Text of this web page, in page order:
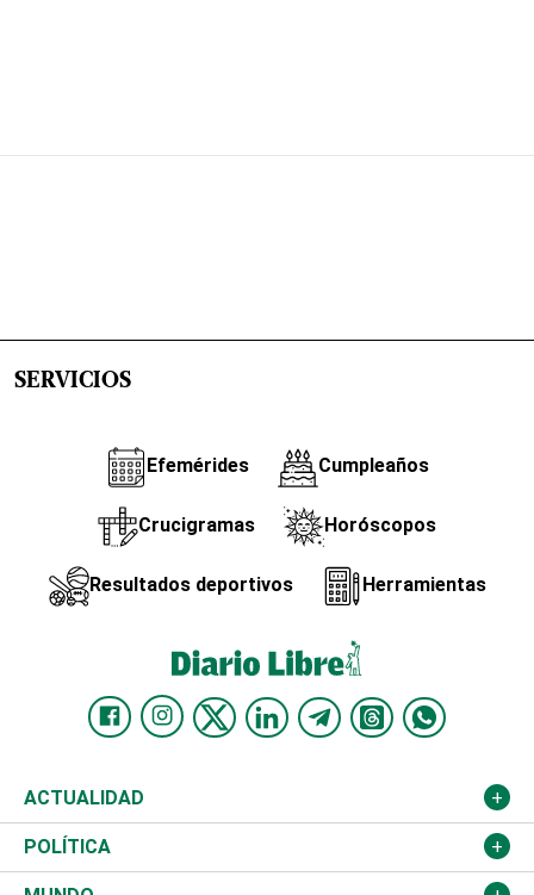
SERVICIOS
Efemérides Cumpleaños
Crucigramas Horóscopos
Resultados deportivos Herramientas
ACTUALIDAD
Nacional
POLÍTICA